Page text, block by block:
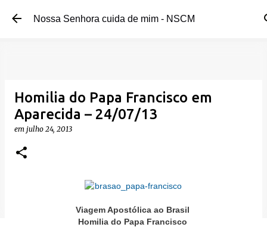
Pular para o conteúdo principal
Nossa Senhora cuida de mim - NSCM
Homilia do Papa Francisco em
Aparecida – 24/07/13
em julho 24, 2013
Viagem Apostólica ao Brasil
Homilia do Papa Francisco